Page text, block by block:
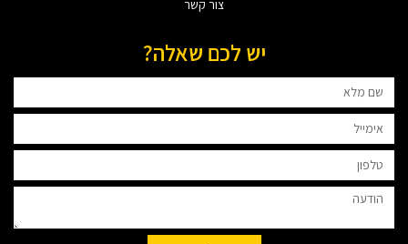
צור קשר
יש לכם שאלה?